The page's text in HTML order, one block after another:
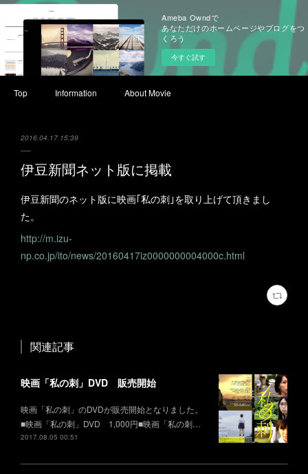
Ameba Owndで
あなただけのホームページやブログをつ
くろう
今すぐ試す
Top Information About Movie
2016.04.17 15:39
伊豆新聞ネット版に掲載
伊豆新聞のネット版に映画｢私の刺｣を取り上げて頂きまし
た。
http://m.izu-
np.co.jp/ito/news/20160417iz0000000004000c.html
関連記事
映画「私の刺」DVD 販売開始
映画「私の刺」のDVDが販売開始となりました。
■映画「私の刺」DVD 1,000円■映画「私の刺…
2017.08.05 00:51